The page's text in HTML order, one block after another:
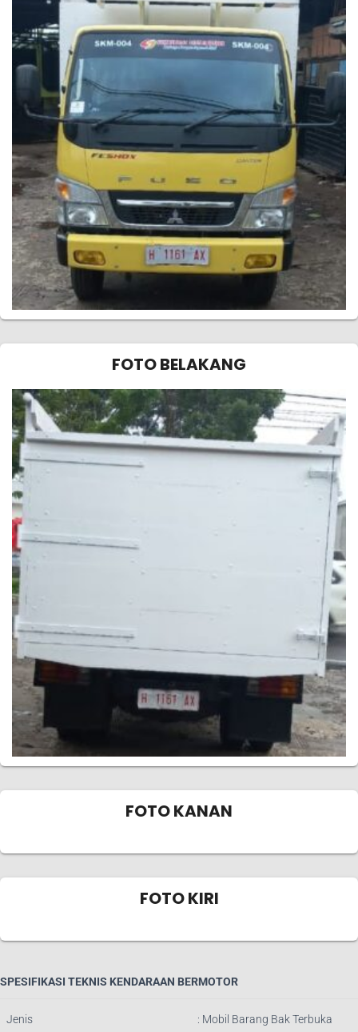
FOTO BELAKANG
FOTO KANAN
FOTO KIRI
SPESIFIKASI TEKNIS KENDARAAN BERMOTOR
Jenis : Mobil Barang Bak Terbuka